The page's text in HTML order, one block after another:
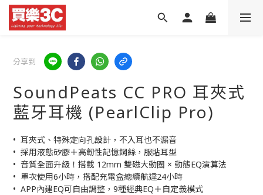
分享到
SoundPeats CC PRO 耳夾式
藍牙耳機 (PearlClip Pro)
•  耳夾式、特殊定向孔設計，不入耳也不漏音
•  採用液態矽膠＋高韌性記憶鋼絲，服貼耳型
•  音質全面升級！搭載 12mm 雙磁大動圈 × 動態EQ演算法
•  單次使用6小時，搭配充電盒總續航達24小時
•  APP內建EQ可自由調整，9種經典EQ＋自定義模式